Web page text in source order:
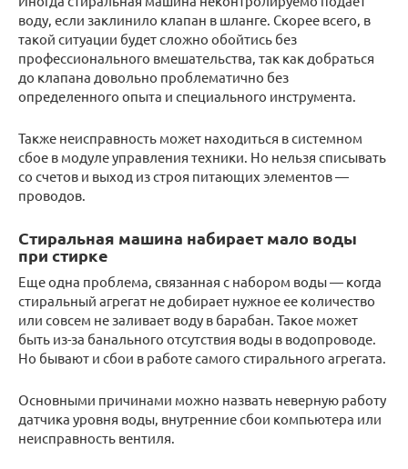
воду, если заклинило клапан в шланге. Скорее всего, в
такой ситуации будет сложно обойтись без
профессионального вмешательства, так как добраться
до клапана довольно проблематично без
определенного опыта и специального инструмента.
Также неисправность может находиться в системном
сбое в модуле управления техники. Но нельзя списывать
со счетов и выход из строя питающих элементов —
проводов.
Стиральная машина набирает мало воды
при стирке
Еще одна проблема, связанная с набором воды — когда
стиральный агрегат не добирает нужное ее количество
или совсем не заливает воду в барабан. Такое может
быть из-за банального отсутствия воды в водопроводе.
Но бывают и сбои в работе самого стирального агрегата.
Основными причинами можно назвать неверную работу
датчика уровня воды, внутренние сбои компьютера или
неисправность вентиля.